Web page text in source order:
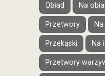
Obiad Na
Przetwory
Przekąski Na
Przetwory